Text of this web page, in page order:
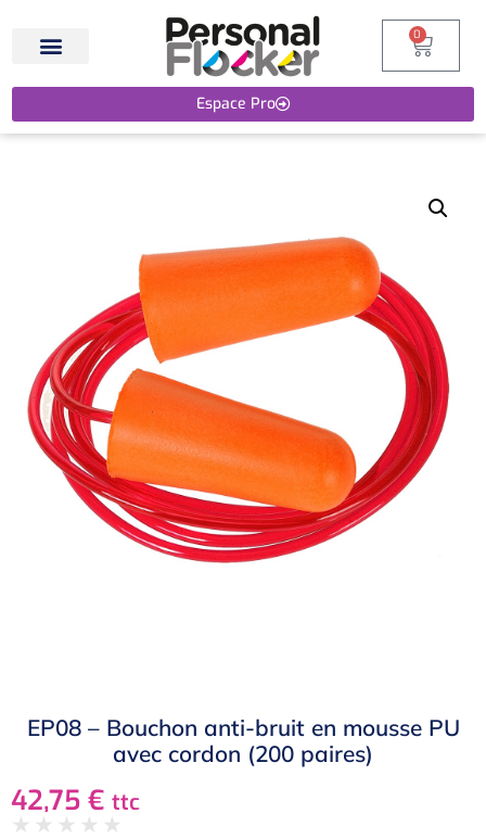
Espace Pro
0
EP08 – Bouchon anti-bruit en mousse PU
avec cordon (200 paires)
42,75 € ttc
★ ★ ★ ★ ★